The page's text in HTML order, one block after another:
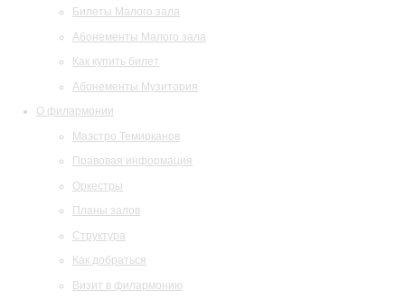
Билеты Малого зала
Абонементы Малого зала
Как купить билет
Абонементы Музитория
О филармонии
Маэстро Темирканов
Правовая информация
Оркестры
Планы залов
Структура
Как добраться
Визит в филармонию